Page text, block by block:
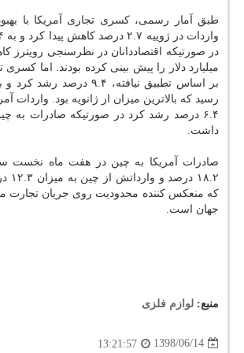
طبق آمار رسمی، كسری تجاری آمریكا با
میلیارد دلار را پیش بینی كرده بودند. اما كسری
رسید كه بالاترین میزان از ژانویه بود. واردات
داشت.
كه منعكس كننده محدودیت روی جریان تجارت
جهان است.
منبع: لوازم فلزی
1398/06/14
13:21:57